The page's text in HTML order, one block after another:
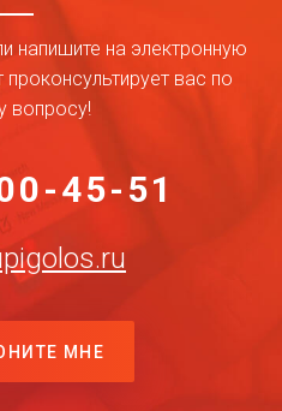
напишите на электронную
вас по
вопросу!
45-51
МНЕ